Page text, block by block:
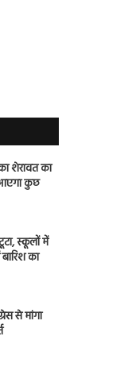
शेरावत का
कुछ
स्कूलों में
का
से मांगा